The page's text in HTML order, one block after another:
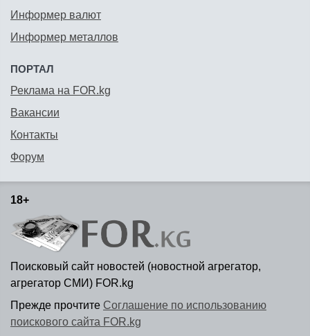
Информер валют
Информер металлов
ПОРТАЛ
Реклама на FOR.kg
Вакансии
Контакты
Форум
18+
Поисковый сайт новостей (новостной агрегатор,
агрегатор СМИ) FOR.kg
Прежде прочтите Соглашение по использованию
поискового сайта FOR.kg